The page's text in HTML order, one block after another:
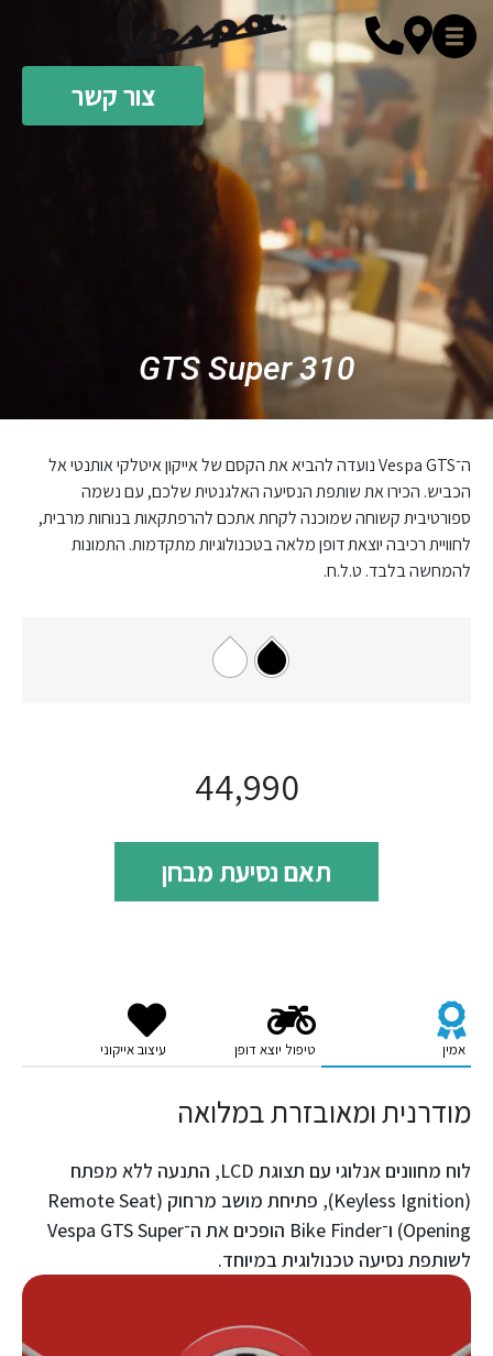
צור קשר
GTS Super 310
ה־Vespa GTS נועדה להביא את הקסם של אייקון איטלקי אותנטי אל
הכביש. הכירו את שותפת הנסיעה האלגנטית שלכם, עם נשמה
ספורטיבית קשוחה שמוכנה לקחת אתכם להרפתקאות בנוחות מרבית,
לחוויית רכיבה יוצאת דופן מלאה בטכנולוגיות מתקדמות. התמונות
להמחשה בלבד. ט.ל.ח.
44,990
תאם נסיעת מבחן
אמין טיפול יוצא דופן עיצוב אייקוני
מודרנית ומאובזרת במלואה
לוח מחוונים אנלוגי עם תצוגת LCD, התנעה ללא מפתח
(Keyless Ignition), פתיחת מושב מרחוק (Remote Seat
Opening) ו־Bike Finder הופכים את ה־Vespa GTS Super
לשותפת נסיעה טכנולוגית במיוחד.